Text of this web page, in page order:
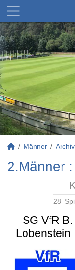
Männer Archiv
2.Männer :
28.
SG VfR B.
Lobenstein